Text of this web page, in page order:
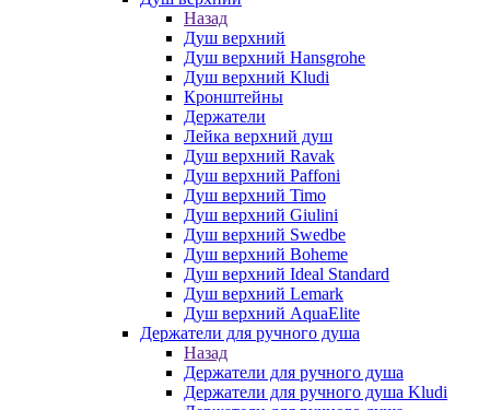
Назад
Душ верхний
Душ верхний Hansgrohe
Душ верхний Kludi
Кронштейны
Держатели
Лейка верхний душ
Душ верхний Ravak
Душ верхний Paffoni
Душ верхний Timo
Душ верхний Giulini
Душ верхний Swedbe
Душ верхний Boheme
Душ верхний Ideal Standard
Душ верхний Lemark
Душ верхний AquaElite
Держатели для ручного душа
Назад
Держатели для ручного душа
Держатели для ручного душа Kludi